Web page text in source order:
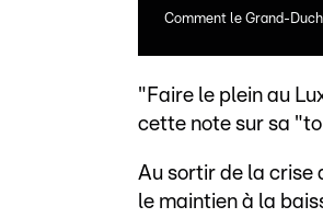
Comment le Grand-
"Faire le plein au
cette note sur sa
Au sortir de la crise
le maintien à la